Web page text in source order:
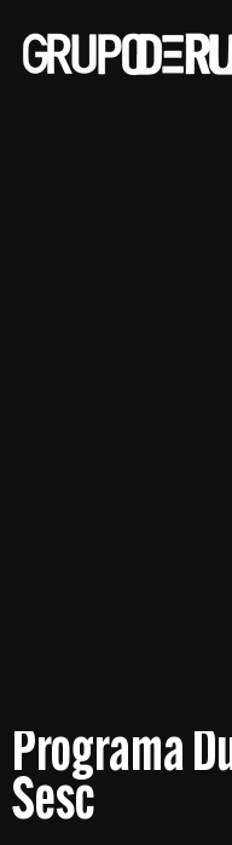
Programa
Sesc